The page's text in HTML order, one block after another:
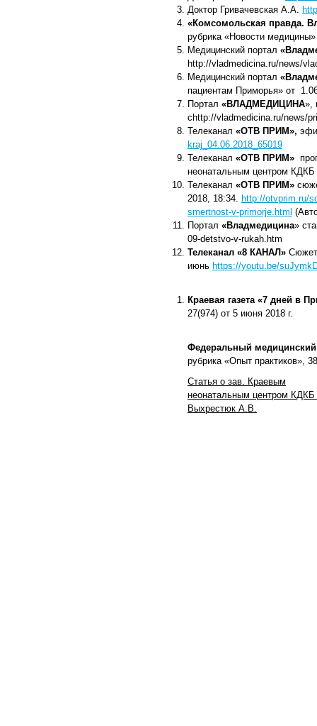
Доктор Гривачевская А.А.
«Комсомольская правда.
рубрика «Новости
Медицинский портал
http://vladmedicina.ru/news/
Медицинский портал
пациентам Приморья» от
Портал «ВЛАДМЕДИЦИНА»,
сhttp://vladmedicina.ru/news/
Телеканал «ОТВ ПРИМ»,
kraj_04.06.2018_65019
Телеканал «ОТВ ПРИМ»
неонатальным центром
Телеканал «ОТВ ПРИМ»
2018, 18:34. http://otvprim.ru/
smertnost-v-primorje.html
Портал «Владмедицина»
09-detstvo-v-rukah.htm
Телеканал «8 КАНАЛ» Сюжет
июнь https://youtu.be/
Краевая газета «7 дней в
27(974) от 5 июня 2018 г.
Федеральный
рубрика «Опыт практиков»,
Статья о зав. Краевым
неонатальным центром
Выхрестюк А.В.